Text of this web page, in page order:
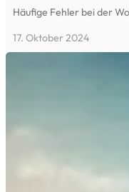
Häufige Fehler bei der
17. Oktober 2024